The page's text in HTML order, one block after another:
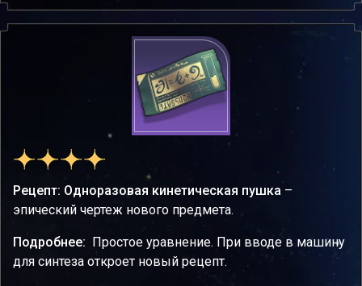
Рецепт: Одноразовая кинетическая пушка –
эпический чертеж нового предмета.
Подробнее: Простое уравнение. При вводе в машину
для синтеза откроет новый рецепт.